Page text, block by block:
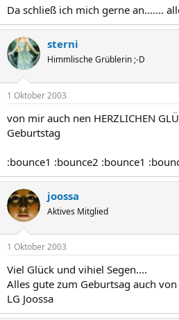
Da schließ ich mich gerne an.......
sterni
Himmlische Grüblerin ;-D
1 Oktober 2003
von mir auch nen HERZLICHEN
Geburtstag
:bounce1 :bounce2 :bounce1
joossa
Aktives Mitglied
1 Oktober 2003
Viel Glück und vihiel Segen....
Alles gute zum Geburtsag auch
LG Joossa